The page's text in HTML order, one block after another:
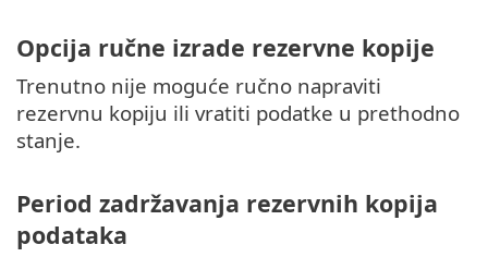
Opcija ručne izrade rezervne kopije
Trenutno nije moguće ručno napraviti
rezervnu kopiju ili vratiti podatke u prethodno
stanje.
Period zadržavanja rezervnih kopija
podataka